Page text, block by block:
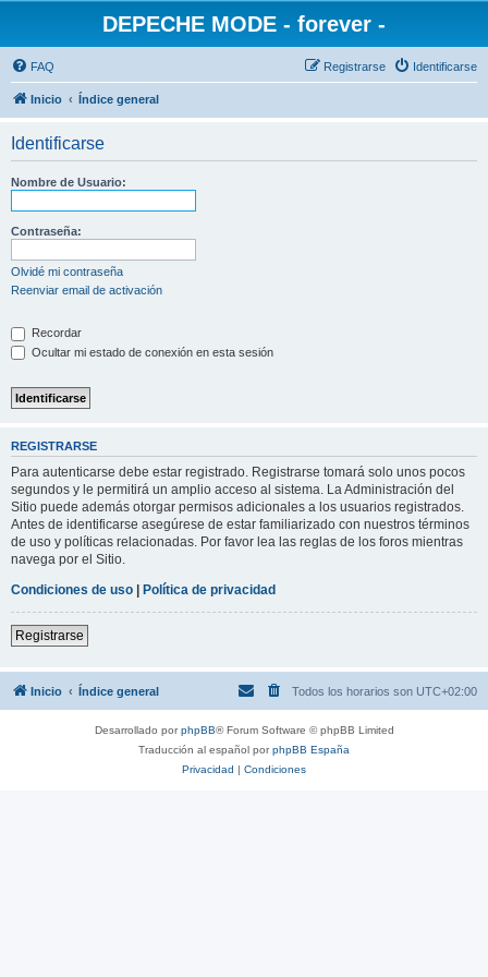
DEPECHE MODE - forever -
FAQ Identificarse
Registrarse
Inicio Índice general
Identificarse
Nombre de Usuario:
Contraseña:
Olvidé mi contraseña
Reenviar email de activación
Recordar
Ocultar mi estado de conexión en esta sesión
REGISTRARSE
Para autenticarse debe estar registrado. Registrarse tomará solo unos pocos
segundos y le permitirá un amplio acceso al sistema. La Administración del
Sitio puede además otorgar permisos adicionales a los usuarios registrados.
Antes de identificarse asegúrese de estar familiarizado con nuestros términos
de uso y políticas relacionadas. Por favor lea las reglas de los foros mientras
navega por el Sitio.
Condiciones de uso | Política de privacidad
Registrarse
Inicio Índice general Todos los horarios son UTC+02:00
Desarrollado porphpBB® Forum Software © phpBB Limited
Traducción al español porphpBB España
Privacidad | Condiciones